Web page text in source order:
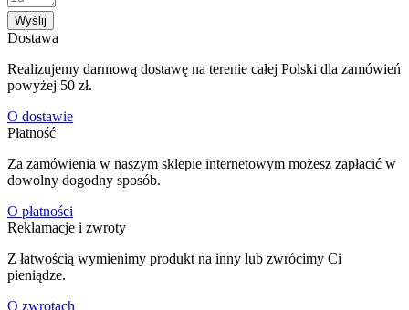
Wyślij
Dostawa
Realizujemy darmową dostawę na terenie całej Polski dla zamówień
powyżej 50 zł.
O dostawie
Płatność
Za zamówienia w naszym sklepie internetowym możesz zapłacić w
dowolny dogodny sposób.
O płatności
Reklamacje i zwroty
Z łatwością wymienimy produkt na inny lub zwrócimy Ci
pieniądze.
O zwrotach